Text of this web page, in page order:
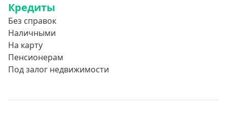
Кредиты
Без справок
Наличными
На карту
Пенсионерам
Под залог недвижимости